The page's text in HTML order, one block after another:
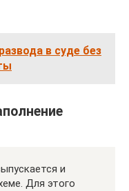
в суде без
и
Для этого